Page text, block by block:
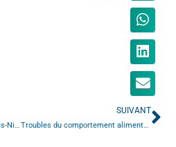
Les chantiers avancent à Charles-Nicolle
SUIVANT
Troubles du comportement alimentaire : « le repas thérapeutique » récompensé